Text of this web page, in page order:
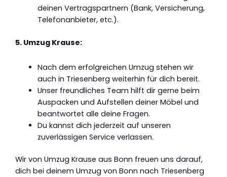
deinen Vertragspartnern (Bank, Versicherung,
Telefonanbieter, etc.).
5. Umzug Krause:
Nach dem erfolgreichen Umzug stehen wir
auch in Triesenberg weiterhin für dich bereit.
Unser freundliches Team hilft dir gerne beim
Auspacken und Aufstellen deiner Möbel und
beantwortet alle deine Fragen.
Du kannst dich jederzeit auf unseren
zuverlässigen Service verlassen.
Wir von Umzug Krause aus Bonn freuen uns darauf,
dich bei deinem Umzug von Bonn nach Triesenberg